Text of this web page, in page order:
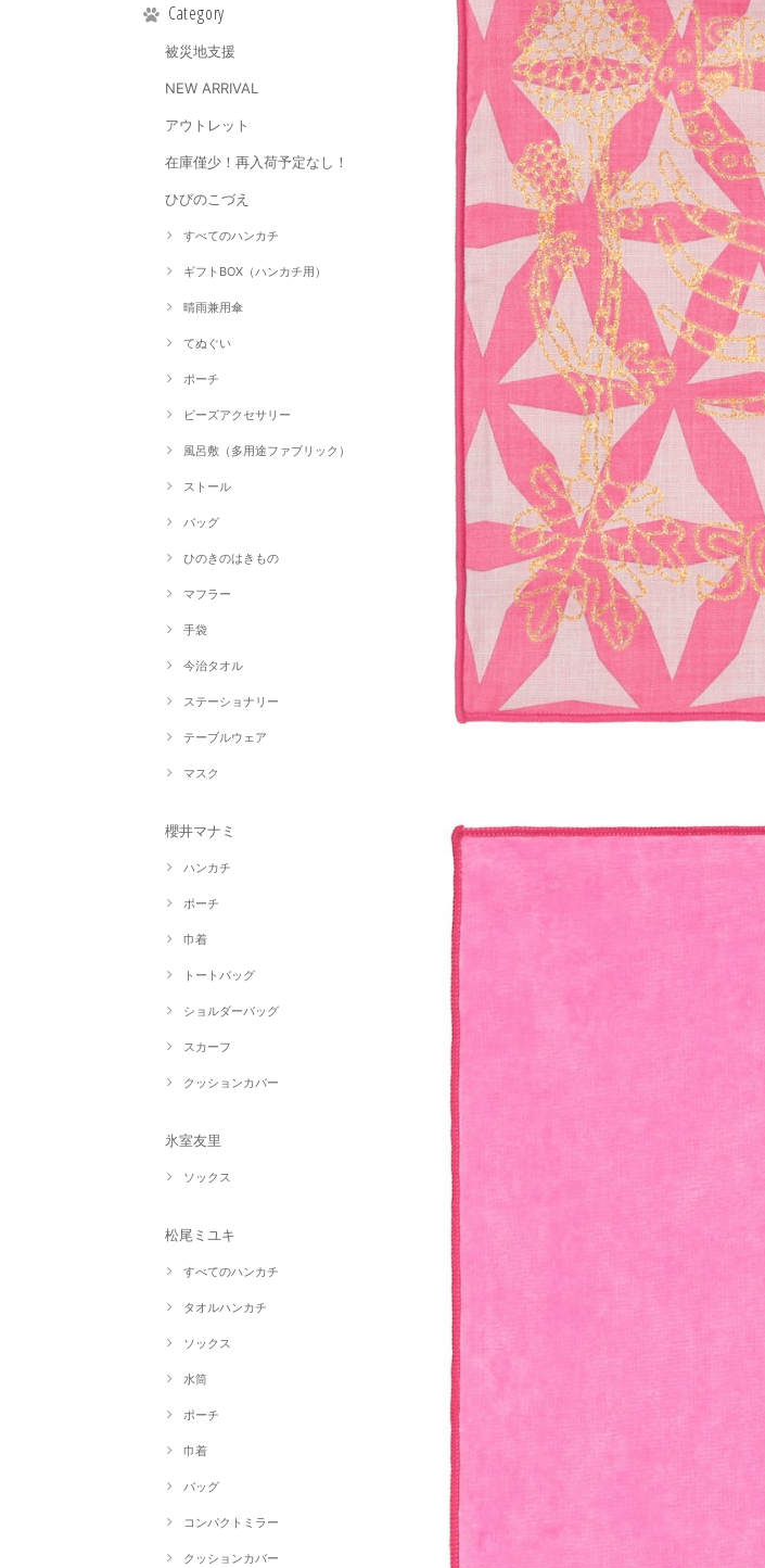
Category
被災地支援
NEW ARRIVAL
アウトレット
在庫僅少！再入荷予定なし！
ひびのこづえ
すべてのハンカチ
ギフトBOX（ハンカチ用）
晴雨兼用傘
てぬぐい
ポーチ
ビーズアクセサリー
風呂敷（多用途ファブリック）
ストール
バッグ
ひのきのはきもの
マフラー
手袋
今治タオル
ステーショナリー
テーブルウェア
マスク
櫻井マナミ
ハンカチ
ポーチ
巾着
トートバッグ
ショルダーバッグ
スカーフ
クッションカバー
氷室友里
ソックス
松尾ミユキ
すべてのハンカチ
タオルハンカチ
ソックス
水筒
ポーチ
巾着
バッグ
コンパクトミラー
クッションカバー